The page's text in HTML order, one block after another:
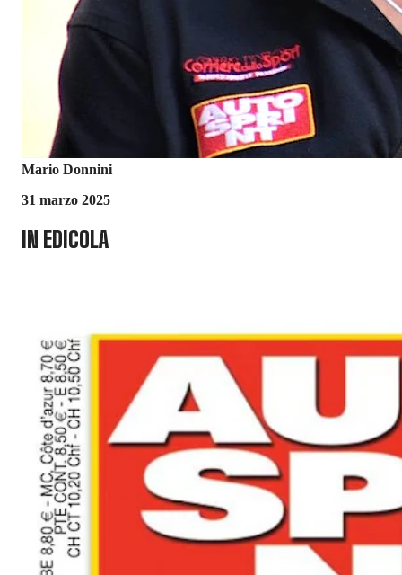
Mario Donnini
31 marzo 2025
IN EDICOLA